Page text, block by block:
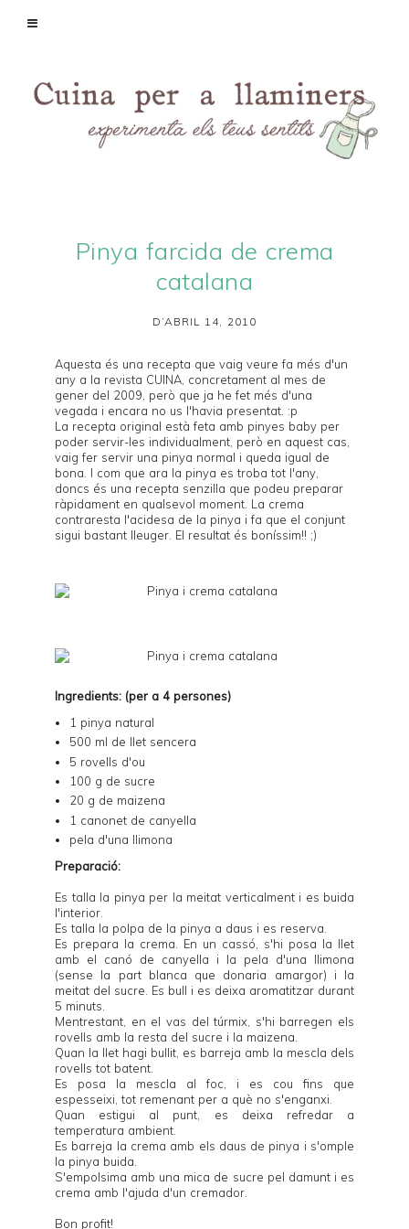
Pinya farcida de crema
catalana
D’ABRIL 14, 2010
Aquesta és una recepta que vaig veure fa més d'un
any a la revista CUINA , concretament al mes de
gener del 2009 , però que ja he fet més d'una
vegada i encara no us l'havia presentat. :p
La recepta original està feta amb pinyes baby per
poder servir-les individualment, però en aquest cas,
vaig fer servir una pinya normal i queda igual de
bona. I com que ara la pinya es troba tot l'any,
doncs és una recepta senzilla que podeu preparar
ràpidament en qualsevol moment. La crema
contraresta l'acidesa de la pinya i fa que el conjunt
sigui bastant lleuger. El resultat és boníssim!! ;)
Ingredients: (per a 4 persones)
1 pinya natural
500 ml de llet sencera
5 rovells d'ou
100 g de sucre
20 g de maizena
1 canonet de canyella
pela d'una llimona
Preparació:
Es talla la pinya per la meitat verticalment i es buida
l'interior.
Es talla la polpa de la pinya a daus i es reserva.
Es prepara la crema. En un cassó, s'hi posa la llet
amb el canó de canyella i la pela d'una llimona
(sense la part blanca que donaria amargor) i la
meitat del sucre. Es bull i es deixa aromatitzar durant
5 minuts.
Mentrestant, en el vas del túrmix, s'hi barregen els
rovells amb la resta del sucre i la maizena.
Quan la llet hagi bullit, es barreja amb la mescla dels
rovells tot batent.
Es posa la mescla al foc, i es cou fins que
espesseixi, tot remenant per a què no s'enganxi.
Quan estigui al punt, es deixa refredar a
temperatura ambient.
Es barreja la crema amb els daus de pinya i s'omple
la pinya buida.
S'empolsima amb una mica de sucre pel damunt i es
crema amb l'ajuda d'un cremador.
Bon profit!